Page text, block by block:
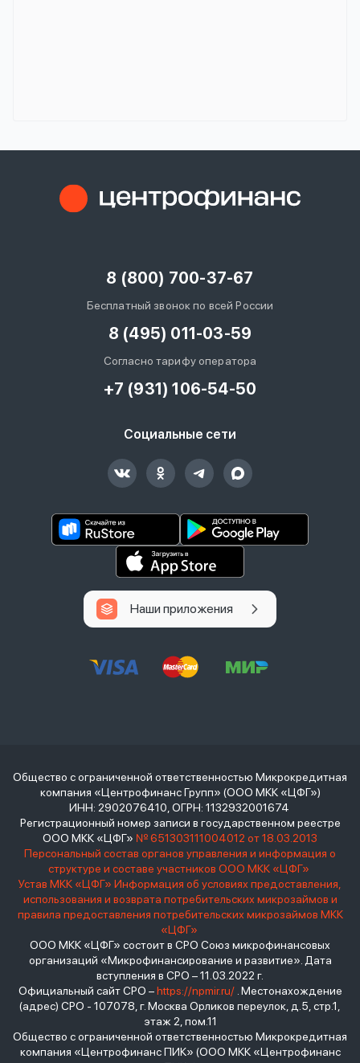
8 (800) 700-37-67
Бесплатный звонок по всей России
8 (495) 011-03-59
Согласно тарифу оператора
+7 (931) 106-54-50
Социальные сети
Наши приложения
Общество с ограниченной ответственностью Микрокредитная
компания «Центрофинанс Групп» (ООО МКК «ЦФГ»)
ИНН: 2902076410, ОГРН: 1132932001674
Регистрационный номер записи в государственном реестре
ООО МКК «ЦФГ» № 651303111004012 от 18.03.2013
Персональный состав органов управления и информация о
структуре и составе участников ООО МКК «ЦФГ»
Устав МКК «ЦФГ» Информация об условиях предоставления,
использования и возврата потребительских микрозаймов и
правила предоставления потребительских микрозаймов МКК
«ЦФГ»
ООО МКК «ЦФГ» состоит в СРО Союз микрофинансовых
организаций «Микрофинансирование и развитие». Дата
вступления в СРО – 11.03.2022 г.
Официальный сайт СРО –https://npmir.ru/. Местонахождение
(адрес) СРО - 107078, г. Москва Орликов переулок, д.5, стр.1,
этаж 2, пом.11
Общество с ограниченной ответственностью Микрокредитная
компания «Центрофинанс ПИК» (ООО МКК «Центрофинанс